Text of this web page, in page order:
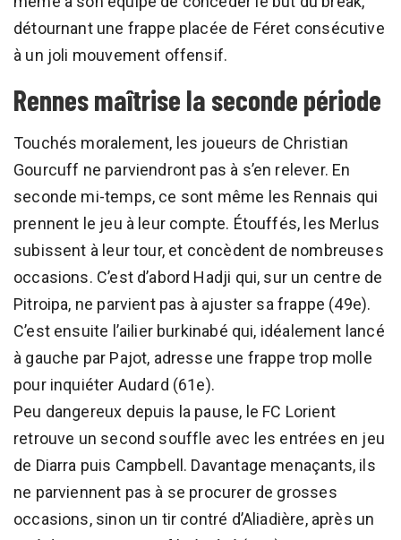
détournant une frappe placée de Féret consécutive
à un joli mouvement offensif.
Rennes maîtrise la seconde période
Touchés moralement, les joueurs de Christian
Gourcuff ne parviendront pas à s’en relever. En
seconde mi-temps, ce sont même les Rennais qui
prennent le jeu à leur compte. Étouffés, les Merlus
subissent à leur tour, et concèdent de nombreuses
occasions. C’est d’abord Hadji qui, sur un centre de
Pitroipa, ne parvient pas à ajuster sa frappe (49e).
C’est ensuite l’ailier burkinabé qui, idéalement lancé
à gauche par Pajot, adresse une frappe trop molle
pour inquiéter Audard (61e).
Peu dangereux depuis la pause, le FC Lorient
retrouve un second souffle avec les entrées en jeu
de Diarra puis Campbell. Davantage menaçants, ils
ne parviennent pas à se procurer de grosses
occasions, sinon un tir contré d’Aliadière, après un